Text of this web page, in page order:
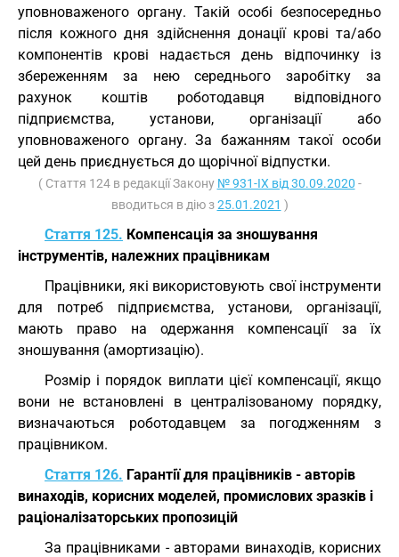
уповноваженого органу. Такій особі безпосередньо
після кожного дня здійснення донації крові та/або
компонентів крові надається день відпочинку із
збереженням за нею середнього заробітку за
рахунок коштів роботодавця відповідного
підприємства, установи, організації або
уповноваженого органу. За бажанням такої особи
цей день приєднується до щорічної відпустки.
( Стаття 124 в редакції Закону № 931-IX від 30.09.2020 -
вводиться в дію з25.01.2021 )
Стаття 125. Компенсація за зношування
інструментів, належних працівникам
Працівники, які використовують свої інструменти
для потреб підприємства, установи, організації,
мають право на одержання компенсації за їх
зношування (амортизацію).
Розмір і порядок виплати цієї компенсації, якщо
вони не встановлені в централізованому порядку,
визначаються роботодавцем за погодженням з
працівником.
Стаття 126. Гарантії для працівників - авторів
винаходів, корисних моделей, промислових зразків і
раціоналізаторських пропозицій
За працівниками - авторами винаходів, корисних